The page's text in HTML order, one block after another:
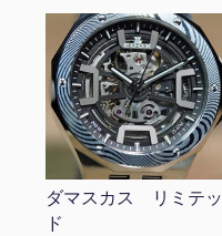
ダマスカス リミテッ
ド